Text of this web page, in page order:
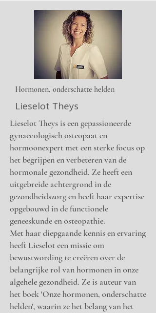
Hormonen, onderschatte helden
Lieselot Theys
Lieselot Theys is een gepassioneerde
gynaecologisch osteopaat en
hormoonexpert met een sterke focus op
het begrijpen en verbeteren van de
hormonale gezondheid. Ze heeft een
uitgebreide achtergrond in de
gezondheidszorg en heeft haar expertise
opgebouwd in de functionele
geneeskunde en osteopathie.
Met haar diepgaande kennis en ervaring
heeft Lieselot een missie om
bewustwording te creëren over de
belangrijke rol van hormonen in onze
algehele gezondheid. Ze is auteur van
het boek 'Onze hormonen, onderschatte
helden', waarin ze het belang van het